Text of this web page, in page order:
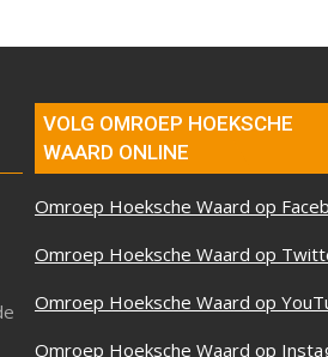
VOLG OMROEP HOEKSCHE
WAARD ONLINE
Omroep Hoeksche Waard op
Omroep Hoeksche Waard op
Omroep Hoeksche Waard op
Omroep Hoeksche Waard op